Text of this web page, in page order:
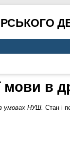
мови в
в умовах НУШ. Стан і